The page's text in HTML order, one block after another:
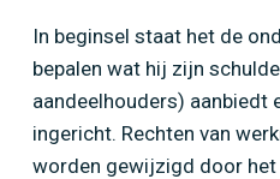
In beginsel staat het de
bepalen wat hij zijn
aandeelhouders) aanbiedt
ingericht. Rechten van
worden gewijzigd door